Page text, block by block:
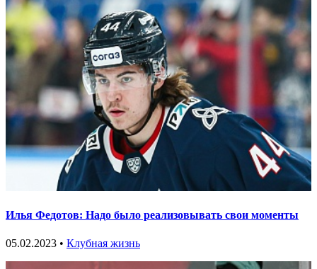
Илья Федотов: Надо было реализовывать свои моменты
05.02.2023 • Клубная жизнь